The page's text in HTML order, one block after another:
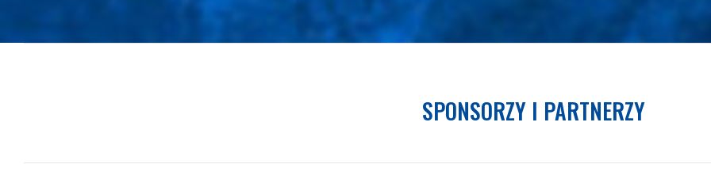
SPONSORZY I PARTNERZY